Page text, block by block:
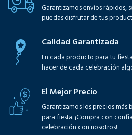
Garantizamos envíos rápidos,
puedas disfrutar de tus
Calidad Garantizada
En cada producto para tu
hacer de cada celebración
El Mejor Precio
Garantizamos los precios
para fiesta. ¡Compra con
celebración con nosotros!